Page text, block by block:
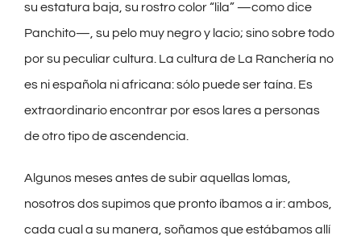
su estatura baja, su rostro color “lila” —como dice
Panchito—, su pelo muy negro y lacio; sino sobre todo
por su peculiar cultura. La cultura de La Ranchería no
es ni española ni africana: sólo puede ser taína. Es
extraordinario encontrar por esos lares a personas
de otro tipo de ascendencia.
Algunos meses antes de subir aquellas lomas,
nosotros dos supimos que pronto íbamos a ir: ambos,
cada cual a su manera, soñamos que estábamos allí